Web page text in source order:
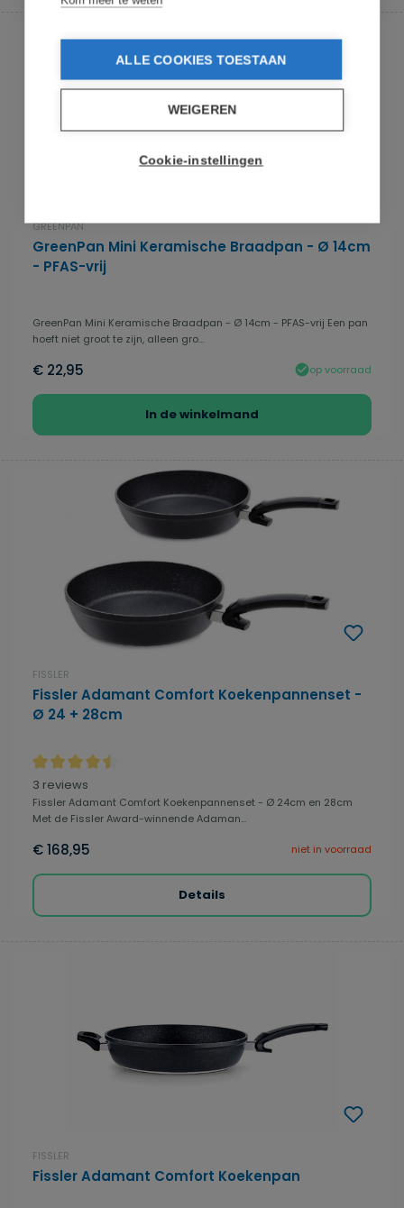
GREENPAN
GreenPan Mini Keramische Braadpan - Ø 14cm
- PFAS-vrij
GreenPan Mini Keramische Braadpan - Ø 14cm - PFAS-vrij Een pan
hoeft niet groot te zijn, alleen gro...
€ 22,95 op voorraad
In de winkelmand
FISSLER
Fissler Adamant Comfort Koekenpannenset -
Ø 24 + 28cm
Gemiddelde waardering van 4.5 van 5 sterren
3 reviews
Fissler Adamant Comfort Koekenpannenset - Ø 24cm en 28cm
Met de Fissler Award-winnende Adaman...
€ 168,95 niet in voorraad
Details
FISSLER
Fissler Adamant Comfort Koekenpan
ALLE COOKIES TOESTAAN
WEIGEREN
Cookie-instellingen